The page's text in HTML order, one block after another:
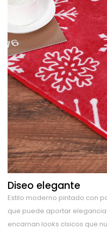
Diseo elegante
Estilo moderno pintado con
que puede aportar
encarnan looks clsicos que